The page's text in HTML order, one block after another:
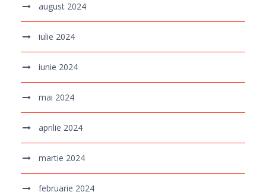
august 2024
iulie 2024
iunie 2024
mai 2024
aprilie 2024
martie 2024
februarie 2024